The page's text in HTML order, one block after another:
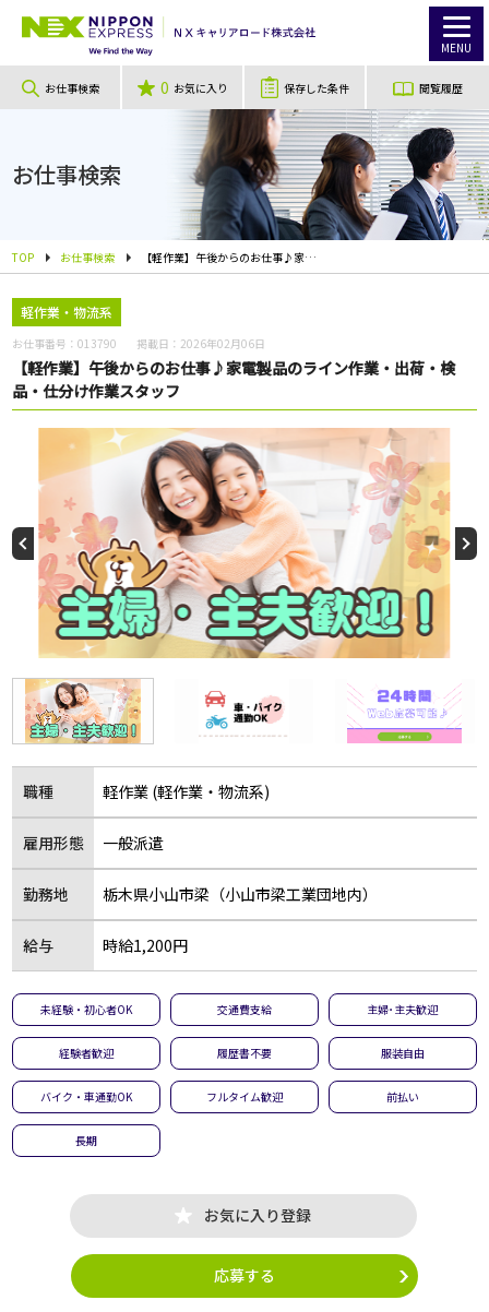
MENU
お仕事検索 0 お気に入り 保存した条件 閲覧履歴
お仕事検索
TOP お仕事検索 【軽作業】午後からのお仕事♪家電製品のライン作業・出荷・検品・仕分け作業スタッフ
軽作業・物流系
お仕事番号：013790 掲載日： 2026年02月06日
【軽作業】午後からのお仕事♪家電製品のライン作業・出荷・検
品・仕分け作業スタッフ
職種 軽作業 (軽作業・物流系)
雇用形態 一般派遣
勤務地 栃木県小山市梁（小山市梁工業団地内）
給与 時給1,200円
未経験・初心者OK 交通費支給 主婦･主夫歓迎
経験者歓迎 履歴書不要 服装自由
バイク・車通勤OK フルタイム歓迎 前払い
長期
お気に入り登録
応募する